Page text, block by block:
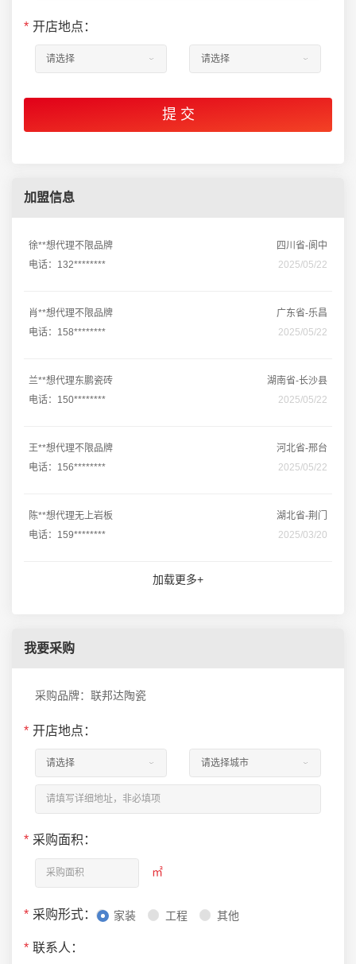
* 开店地点：
加盟信息
徐**想代理不限品牌
四川省-阆中
电话：132********
2025/05/22
肖**想代理不限品牌
广东省-乐昌
电话：158********
2025/05/22
兰**想代理东鹏瓷砖
湖南省-长沙县
电话：150********
2025/05/22
王**想代理不限品牌
河北省-邢台
电话：156********
2025/05/22
陈**想代理无上岩板
湖北省-荆门
电话：159********
2025/03/20
加载更多+
我要采购
采购品牌：联邦达陶瓷
* 开店地点：
* 采购面积：
㎡
* 采购形式： 家装 工程 其他
* 联系人：